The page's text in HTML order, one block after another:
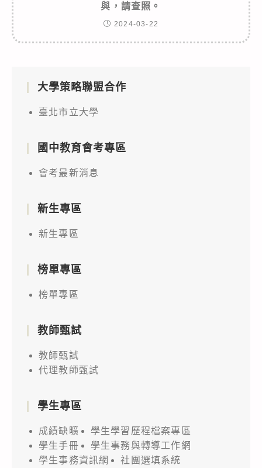
與，請查照。
2024-03-22
大學策略聯盟合作
臺北市立大學
國中教育會考專區
會考最新消息
新生專區
新生專區
榜單專區
榜單專區
教師甄試
教師甄試
代理教師甄試
學生專區
成績缺曠
學生學習歷程檔案專區
學生手冊
學生事務與轉導工作網
學生事務資訊網
社團選填系統